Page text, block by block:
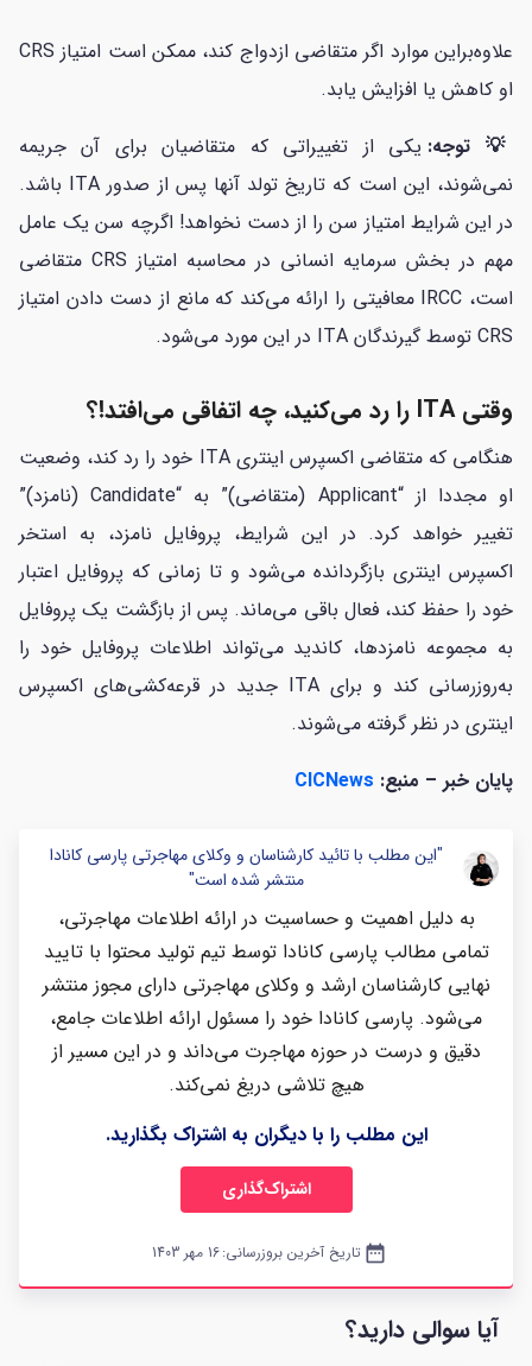
علاوه‌براین موارد اگر متقاضی ازدواج کند، ممکن است امتیاز CRS
او کاهش یا افزایش یابد.
💡 توجه: یکی از تغییراتی که متقاضیان برای آن جریمه
نمی‌شوند، این است که تاریخ تولد آنها پس از صدور ITA باشد.
در این شرایط امتیاز سن را از دست نخواهد! اگرچه سن یک عامل
مهم در بخش سرمایه انسانی در محاسبه امتیاز CRS متقاضی
است، IRCC معافیتی را ارائه می‌کند که مانع از دست دادن امتیاز
CRS توسط گیرندگان ITA در این مورد می‌شود.
وقتی ITA را رد می‌کنید، چه اتفاقی می‌افتد!؟
هنگامی که متقاضی اکسپرس اینتری ITA خود را رد کند، وضعیت
او مجددا از “Applicant (متقاضی)” به “Candidate (نامزد)”
تغییر خواهد کرد. در این شرایط، پروفایل نامزد، به استخر
اکسپرس اینتری بازگردانده می‌شود و تا زمانی که پروفایل اعتبار
خود را حفظ کند، فعال باقی می‌ماند. پس از بازگشت یک پروفایل
به مجموعه نامزدها، کاندید می‌تواند اطلاعات پروفایل خود را
به‌روزرسانی کند و برای ITA جدید در قرعه‌کشی‌های اکسپرس
اینتری در نظر گرفته می‌شوند.
پایان خبر – منبع: CICNews
"این مطلب با تائید کارشناسان و وکلای مهاجرتی پارسی کانادا
منتشر شده است"
به دلیل اهمیت و حساسیت در ارائه اطلاعات مهاجرتی،
تمامی مطالب پارسی کانادا توسط تیم تولید محتوا با تایید
نهایی کارشناسان ارشد و وکلای مهاجرتی دارای مجوز منتشر
می‌شود. پارسی کانادا خود را مسئول ارائه اطلاعات جامع،
دقیق و درست در حوزه مهاجرت می‌داند و در این مسیر از
هیچ تلاشی دریغ نمی‌کند.
این مطلب را با دیگران به اشتراک بگذارید.
اشتراک‌گذاری
date_range تاریخ آخرین بروزرسانی:16 مهر 1403
آیا سوالی دارید؟